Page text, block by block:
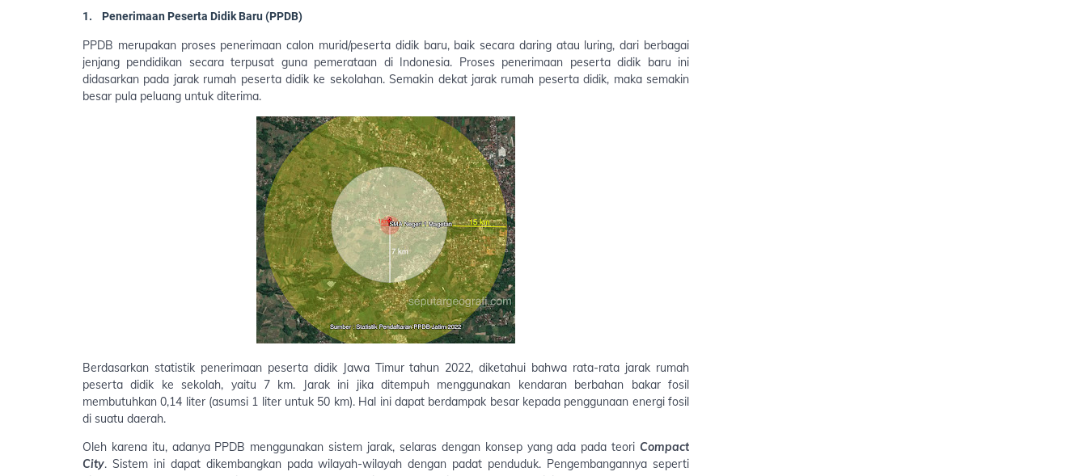
1. Penerimaan Peserta Didik Baru (PPDB)
PPDB merupakan proses penerimaan calon murid/peserta didik baru, baik secara daring atau luring, dari berbagai
jenjang pendidikan secara terpusat guna pemerataan di Indonesia. Proses penerimaan peserta didik baru ini
didasarkan pada jarak rumah peserta didik ke sekolahan. Semakin dekat jarak rumah peserta didik, maka semakin
besar pula peluang untuk diterima.
Berdasarkan statistik penerimaan peserta didik Jawa Timur tahun 2022, diketahui bahwa rata-rata jarak rumah
peserta didik ke sekolah, yaitu 7 km. Jarak ini jika ditempuh menggunakan kendaran berbahan bakar fosil
membutuhkan 0,14 liter (asumsi 1 liter untuk 50 km). Hal ini dapat berdampak besar kepada penggunaan energi fosil
di suatu daerah.
Oleh karena itu, adanya PPDB menggunakan sistem jarak, selaras dengan konsep yang ada pada teori Compact
City. Sistem ini dapat dikembangkan pada wilayah-wilayah dengan padat penduduk. Pengembangannya seperti